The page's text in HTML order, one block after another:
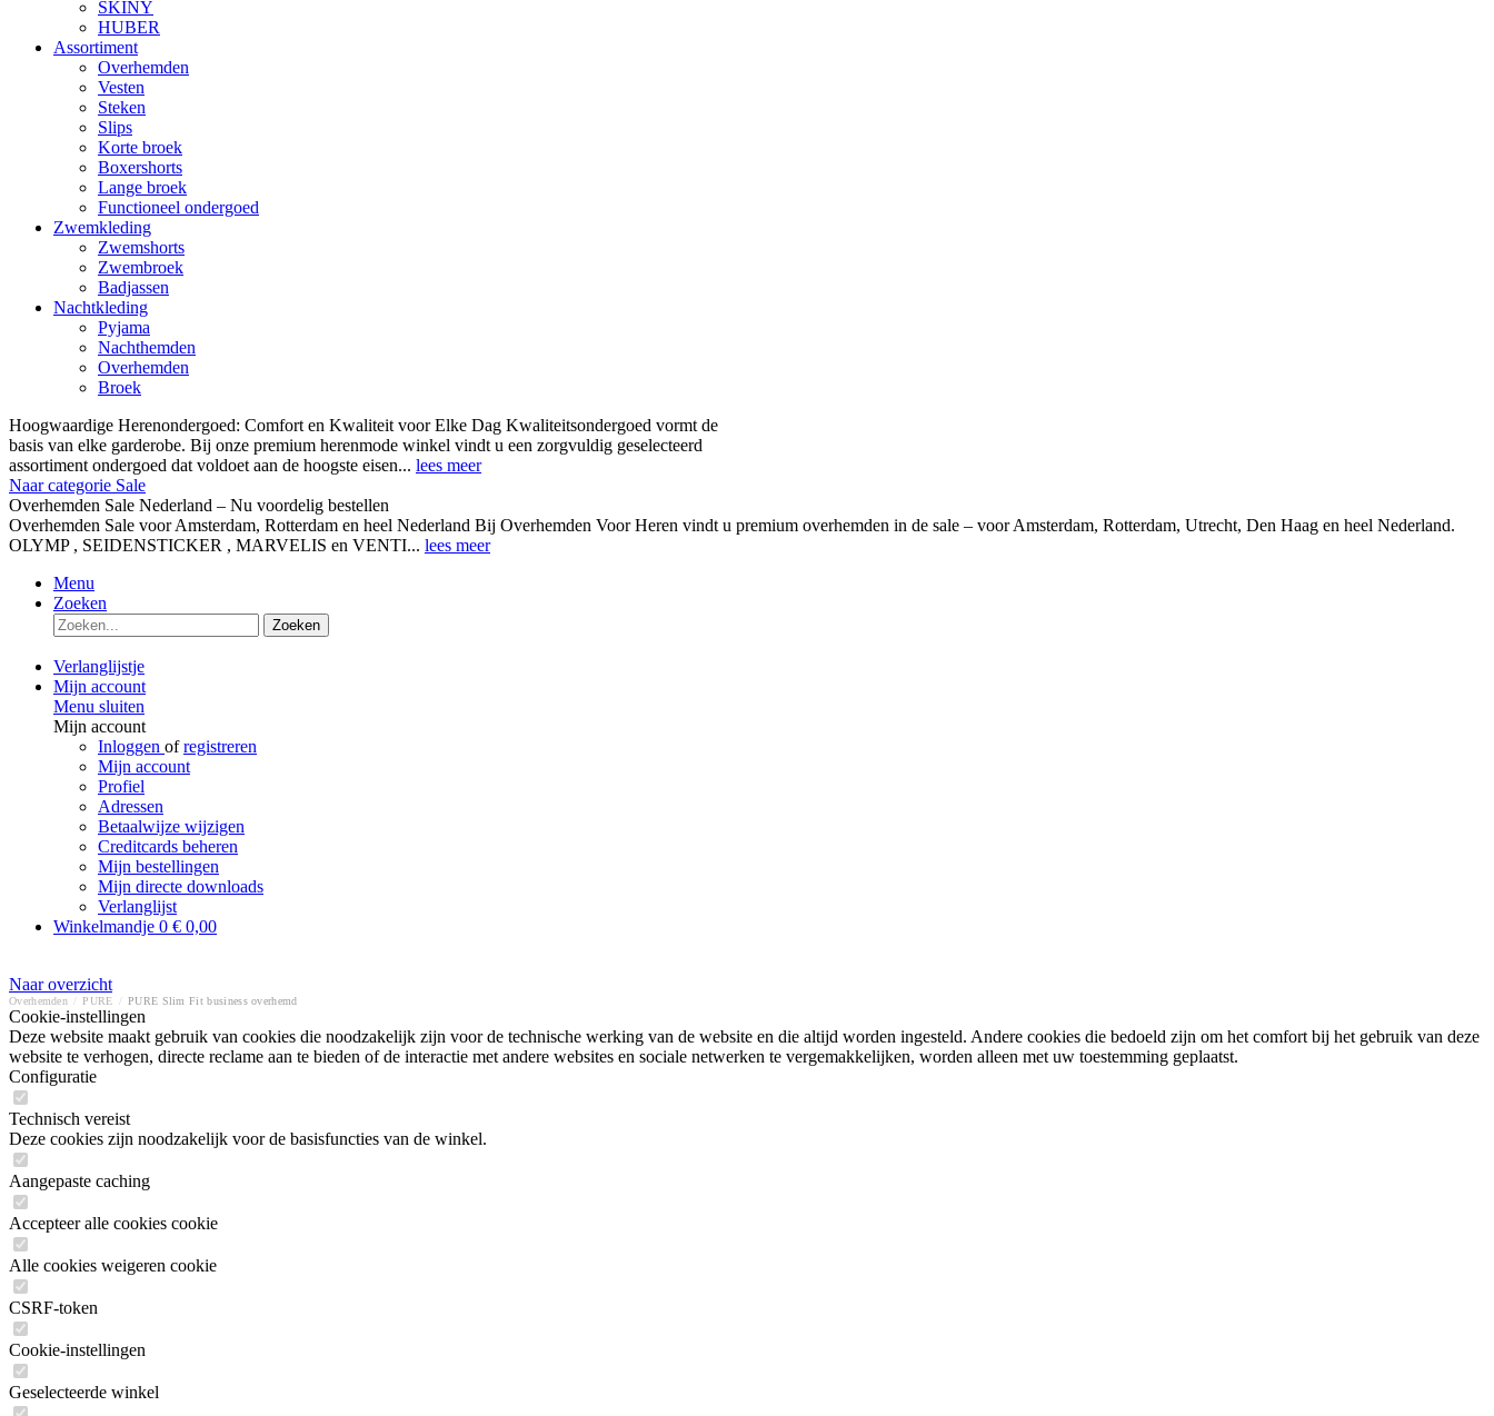
SKINY
HUBER
Assortiment
Overhemden
Vesten
Steken
Slips
Korte broek
Boxershorts
Lange broek
Functioneel ondergoed
Zwemkleding
Zwemshorts
Zwembroek
Badjassen
Nachtkleding
Pyjama
Nachthemden
Overhemden
Broek
Hoogwaardige Herenondergoed: Comfort en Kwaliteit voor Elke Dag Kwaliteitsondergoed vormt de
basis van elke garderobe. Bij onze premium herenmode winkel vindt u een zorgvuldig geselecteerd
assortiment ondergoed dat voldoet aan de hoogste eisen... lees meer
Naar categorie Sale
Overhemden Sale Nederland – Nu voordelig bestellen
Overhemden Sale voor Amsterdam, Rotterdam en heel Nederland Bij Overhemden Voor Heren vindt u premium overhemden in de sale – voor Amsterdam, Rotterdam, Utrecht, Den Haag en heel Nederland.
OLYMP , SEIDENSTICKER , MARVELIS en VENTI... lees meer
Menu
Zoeken
Zoeken
Verlanglijstje
Mijn account
Menu sluiten
Mijn account
Inloggen ofregistreren
Mijn account
Profiel
Adressen
Betaalwijze wijzigen
Creditcards beheren
Mijn bestellingen
Mijn directe downloads
Verlanglijst
Winkelmandje 0 € 0,00
Naar overzicht
Overhemden PURE PURE Slim Fit business overhemd
Cookie-instellingen
Deze website maakt gebruik van cookies die noodzakelijk zijn voor de technische werking van de website en die altijd worden ingesteld. Andere cookies die bedoeld zijn om het comfort bij het gebruik van deze
website te verhogen, directe reclame aan te bieden of de interactie met andere websites en sociale netwerken te vergemakkelijken, worden alleen met uw toestemming geplaatst.
Configuratie
Technisch vereist
Deze cookies zijn noodzakelijk voor de basisfuncties van de winkel.
Aangepaste caching
Accepteer alle cookies cookie
Alle cookies weigeren cookie
CSRF-token
Cookie-instellingen
Geselecteerde winkel